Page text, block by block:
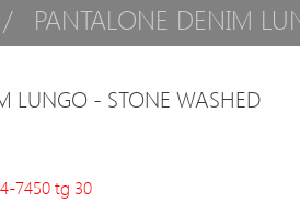
PANTALONE DENIM
LUNGO - STONE WASHED
7450 tg 30